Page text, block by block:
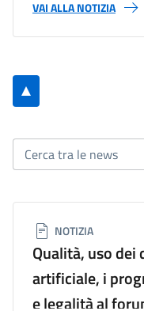
artificiale, i
sicurezza e
VAI ALLA NOTIZIA
NOTIZIA
Qualità, uso
artificiale, i
e legalità al